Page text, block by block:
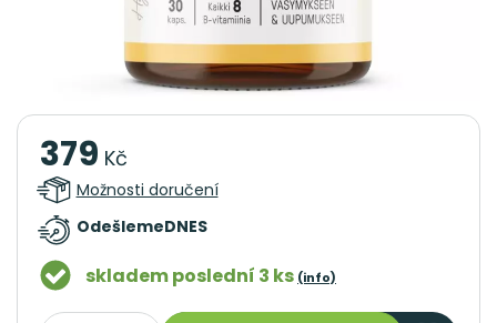
379 Kč
Možnosti doručení
OdešlemeDNES
skladem poslední 3 ks (info)